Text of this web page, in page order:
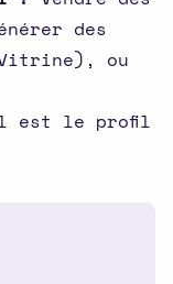
des
Vitrine), ou
est le profil